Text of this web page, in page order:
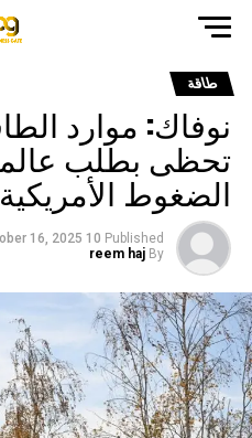
طاقة
نوفاك: موارد
تحظى بطلب
الضغوط الأمريكية
Published
10 months ago
16, 2025
By
reem haj